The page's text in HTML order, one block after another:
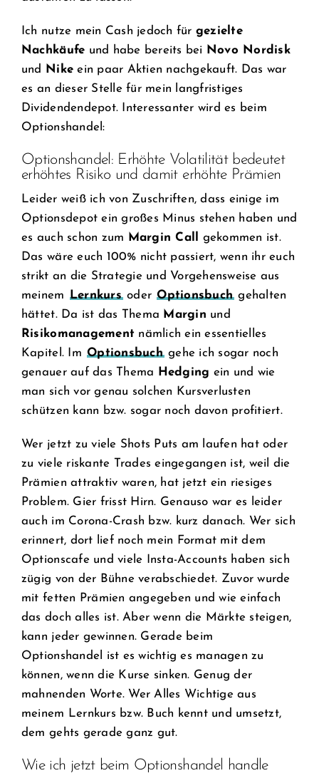
Ich nutze mein Cash jedoch für gezielte
Nachkäufe und habe bereits bei
Novo Nordisk
und
Nike ein paar Aktien nachgekauft. Das war
es an dieser Stelle für mein langfristiges
Dividendendepot. Interessanter wird es beim
Optionshandel:
Optionshandel: Erhöhte Volatilität bedeutet
erhöhtes Risiko und damit erhöhte Prämien
Leider weiß ich von Zuschriften, dass einige im
Optionsdepot ein großes Minus stehen haben und
es auch schon zum Margin Call
gekommen ist.
Das wäre euch 100% nicht passiert, wenn ihr euch
strikt an die Strategie und Vorgehensweise aus
meinem Lernkursoder Optionsbuch gehalten
hättet. Da ist das Thema Margin und
Risikomanagement nämlich ein essentielles
Kapitel. Im Optionsbuchgehe ich sogar noch
genauer auf das Thema
Hedging ein und wie
man sich vor genau solchen Kursverlusten
schützen kann bzw. sogar noch davon profitiert.
Wer jetzt zu viele Shots Puts am laufen hat oder
zu viele riskante Trades eingegangen ist, weil die
Prämien attraktiv waren, hat jetzt ein riesiges
Problem. Gier frisst Hirn. Genauso war es leider
auch im Corona-Crash bzw. kurz danach. Wer sich
erinnert, dort lief noch mein Format mit dem
Optionscafe und viele Insta-Accounts haben sich
zügig von der Bühne verabschiedet. Zuvor wurde
mit fetten Prämien angegeben und wie einfach
das doch alles ist. Aber wenn die Märkte steigen,
kann jeder gewinnen. Gerade beim
Optionshandel ist es wichtig es managen zu
können, wenn die Kurse sinken. Genug der
mahnenden Worte. Wer Alles Wichtige aus
meinem Lernkurs bzw. Buch kennt und umsetzt,
dem gehts gerade ganz gut.
Wie ich jetzt beim Optionshandel handle